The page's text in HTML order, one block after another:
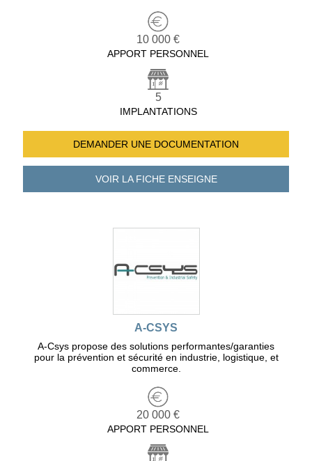
10 000 €
APPORT PERSONNEL
5
IMPLANTATIONS
DEMANDER UNE DOCUMENTATION
VOIR LA FICHEENSEIGNE
A-CSYS
A-Csys propose des solutions performantes/garanties
pour la prévention et sécurité en industrie, logistique, et
commerce.
20 000 €
APPORT PERSONNEL